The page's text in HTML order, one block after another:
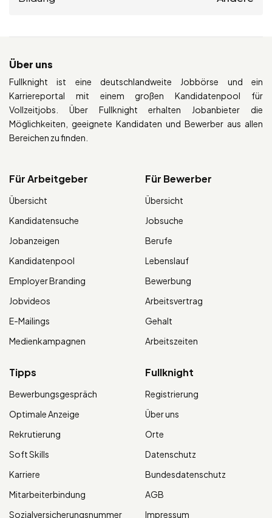
Über uns
Fullknight ist eine deutschlandweite Jobbörse und ein
Karriereportal mit einem großen Kandidatenpool für
Vollzeitjobs. Über Fullknight erhalten Jobanbieter die
Möglichkeiten, geeignete Kandidaten und Bewerber aus allen
Bereichen zu finden.
Für Arbeitgeber
Übersicht
Kandidatensuche
Jobanzeigen
Kandidatenpool
Employer Branding
Jobvideos
E-Mailings
Medienkampagnen
Für Bewerber
Übersicht
Jobsuche
Berufe
Lebenslauf
Bewerbung
Arbeitsvertrag
Gehalt
Arbeitszeiten
Tipps
Bewerbungsgespräch
Optimale Anzeige
Rekrutierung
Soft Skills
Karriere
Mitarbeiterbindung
Sozialversicherungsnummer
Fullknight
Registrierung
Über uns
Orte
Datenschutz
Bundesdatenschutz
AGB
Impressum